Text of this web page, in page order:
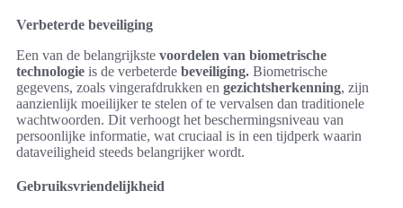
Verbeterde beveiliging
Een van de belangrijkste voordelen van biometrische
technologie is de verbeterde beveiliging. Biometrische
gegevens, zoals vingerafdrukken en gezichtsherkenning, zijn
aanzienlijk moeilijker te stelen of te vervalsen dan traditionele
wachtwoorden. Dit verhoogt het beschermingsniveau van
persoonlijke informatie, wat cruciaal is in een tijdperk waarin
dataveiligheid steeds belangrijker wordt.
Gebruiksvriendelijkheid